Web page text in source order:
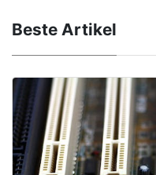
Beste Artikel